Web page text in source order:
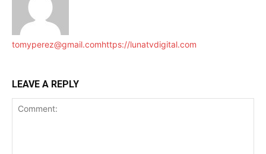
tomyperez@gmail.comhttps://lunatvdigital.com
LEAVE A REPLY